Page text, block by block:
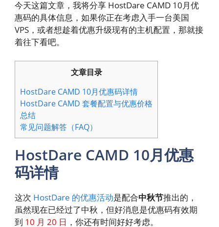
今天这篇文章，我将分享 HostDare CAMD 10月优
惠码的具体信息，如果你正在考虑入手一台美国
VPS，或者想趁着优惠升级现有的主机配置，那就接
着往下看吧。
文章目录
HostDare CAMD 10月优惠码详情
HostDare CAMD 套餐配置与优惠价格
总结
常见问题解答（FAQ）
HostDare CAMD 10月优惠
码详情
这次 HostDare 的优惠活动是配合中秋节推出的，
虽然现在已经过了中秋，但好消息是优惠码有效期
到 10 月 20 日 ，你还有时间好好考虑。